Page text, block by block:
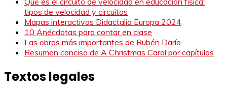
tipos de velocidad y circuitos
Mapas interactivos Didactalia Europa 2024
10 Anécdotas para contar en clase
Las obras más importantes de Rubén Darío
Resumen conciso de A Christmas Carol por capítulos
Textos legales